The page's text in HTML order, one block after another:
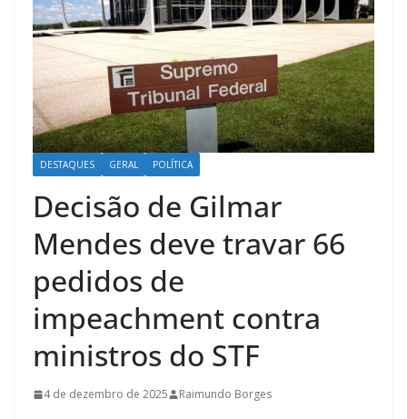
DESTAQUES GERAL POLÍTICA
Decisão de Gilmar
Mendes deve travar 66
pedidos de
impeachment contra
ministros do STF
4 de dezembro de 2025 Raimundo Borges